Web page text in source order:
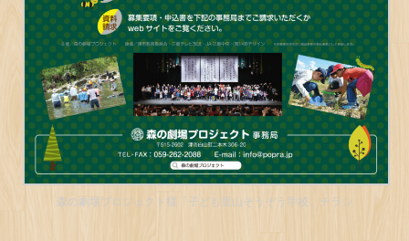
森の劇場プロジェクト様「子ども里山そうぞう学校」チラシ